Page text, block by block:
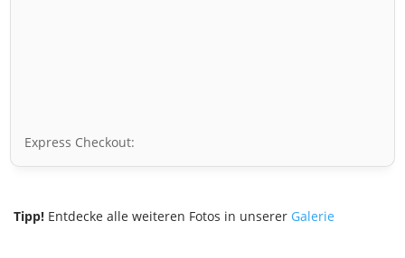
Express Checkout:
Tipp! Entdecke alle weiteren Fotos in unserer Galerie